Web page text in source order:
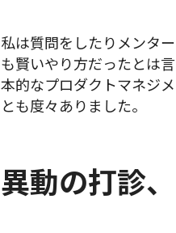
私は質問をしたりメンタ
も賢いやり方だったとは
本的なプロダクトマネジ
とも度々ありました。
異動の打診